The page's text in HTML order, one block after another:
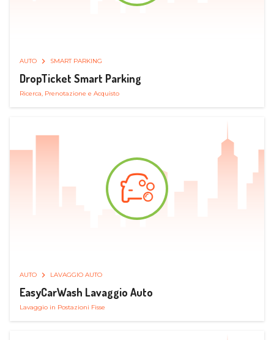
AUTO SMART PARKING
DropTicket Smart Parking
Ricerca, Prenotazione e Acquisto
AUTO LAVAGGIO AUTO
EasyCarWash Lavaggio Auto
Lavaggio in Postazioni Fisse